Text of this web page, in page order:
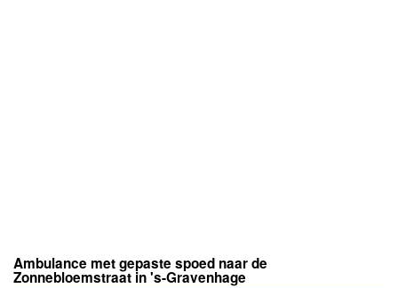
Ambulance met gepaste spoed naar de
Zonnebloemstraat in 's-Gravenhage